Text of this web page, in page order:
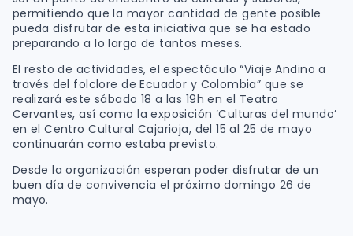
permitiendo que la mayor cantidad de gente posible
pueda disfrutar de esta iniciativa que se ha estado
preparando a lo largo de tantos meses.
El resto de actividades, el espectáculo “Viaje Andino a
través del folclore de Ecuador y Colombia” que se
realizará este sábado 18 a las 19h en el Teatro
Cervantes, así como la exposición ‘Culturas del mundo’
en el Centro Cultural Cajarioja, del 15 al 25 de mayo
continuarán como estaba previsto.
Desde la organización esperan poder disfrutar de un
buen día de convivencia el próximo domingo 26 de
mayo.